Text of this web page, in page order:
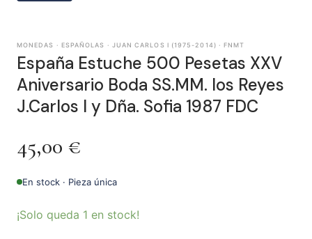
MONEDAS · ESPAÑOLAS · JUAN CARLOS I (1975-2014) · FNMT
España Estuche 500 Pesetas XXV
Aniversario Boda SS.MM. los Reyes
J.Carlos I y Dña. Sofia 1987 FDC
45,00 €
En stock · Pieza única
¡Solo queda 1 en stock!